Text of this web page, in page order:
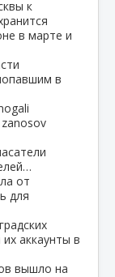
в марте и
в
от
для
вышло на